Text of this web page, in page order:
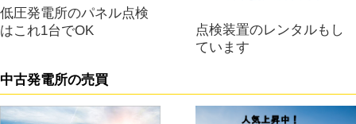
低圧発電所のパネル点検
はこれ1台でOK
点検装置のレンタルもし
ています
中古発電所の売買